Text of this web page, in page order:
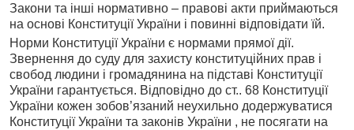
Закони та інші нормативно – правові акти приймаються
на основі Конституції України і повинні відповідати їй.
Норми Конституції України є нормами прямої дії.
Звернення до суду для захисту конституційних прав і
свобод людини і громадянина на підставі Конституції
України гарантується. Відповідно до ст.. 68 Конституції
України кожен зобов’язаний неухильно додержуватися
Конституції України та законів України , не посягати на